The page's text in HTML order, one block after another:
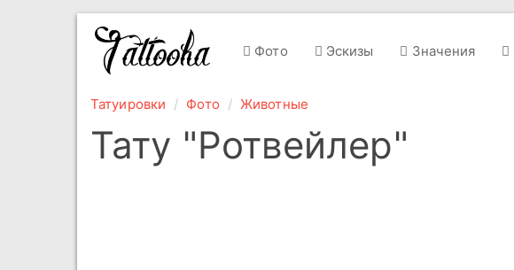
Фото Эскизы Значения
Татуировки Фото Животные
Тату "Ротвейлер"